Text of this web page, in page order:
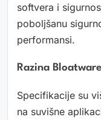
softvera i
poboljšanu
performansi.
Razina
Specifikacije su
na suvišne